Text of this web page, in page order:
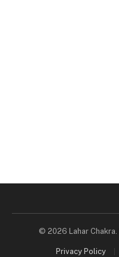
© 2026 Lahar
Privacy Policy